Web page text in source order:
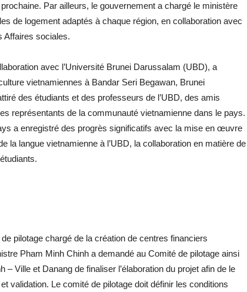
prochaine. Par ailleurs, le gouvernement a chargé le ministère
de logement adaptés à chaque région, en collaboration avec
Affaires sociales.
avec l’Université Brunei Darussalam (UBD), a
vietnamiennes à Bandar Seri Begawan, Brunei
des étudiants et des professeurs de l’UBD, des amis
représentants de la communauté vietnamienne dans le pays.
a enregistré des progrès significatifs avec la mise en œuvre
la langue vietnamienne à l’UBD, la collaboration en matière de
pilotage chargé de la création de centres financiers
Pham Minh Chinh a demandé au Comité de pilotage ainsi
Ville et Danang de finaliser l’élaboration du projet afin de le
validation. Le comité de pilotage doit définir les conditions